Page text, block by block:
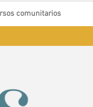
comunitarios